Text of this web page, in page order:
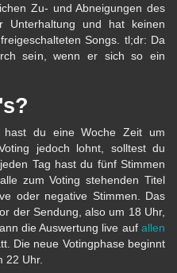
Zu- und Abneigungen des
Unterhaltung und hat keinen
Songs. tl;dr: Da
sein, wenn er sich so ein
hast du eine Woche Zeit um
jedoch lohnt, solltest du
Tag hast du fünf Stimmen
zum Voting stehenden Titel
oder negative Stimmen. Das
der Sendung, also um 18 Uhr,
die Auswertung live auf allen
Die neue Votingphase beginnt
22 Uhr.